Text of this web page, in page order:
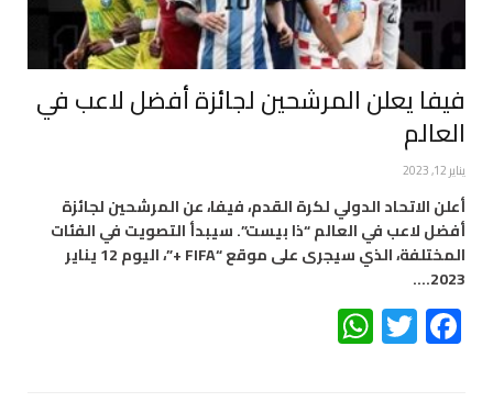
فيفا يعلن المرشحين لجائزة أفضل لاعب في
العالم
يناير 12, 2023
أعلن الاتحاد الدولي لكرة القدم، فيفا، عن المرشحين لجائزة
أفضل لاعب في العالم “ذا بيست”. سيبدأ التصويت في الفئات
المختلفة، الذي سيجرى على موقع “FIFA +”، اليوم 12 يناير
2023.…
Facebook
Twitter